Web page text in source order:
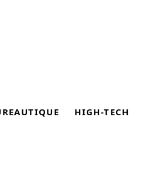
HIGH-TECH